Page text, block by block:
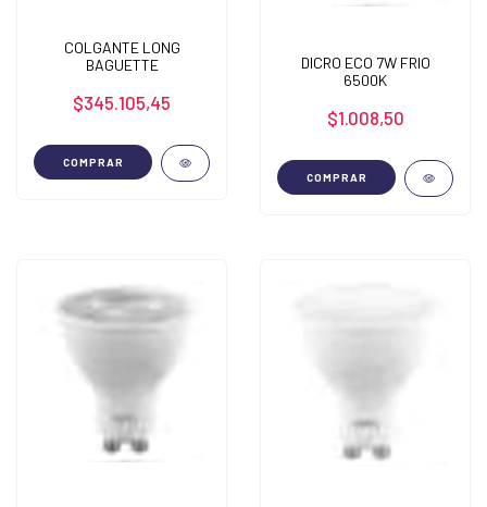
COLGANTE LONG
BAGUETTE
$345.105,45
COMPRAR
DICRO ECO 7W FRIO
6500K
$1.008,50
COMPRAR